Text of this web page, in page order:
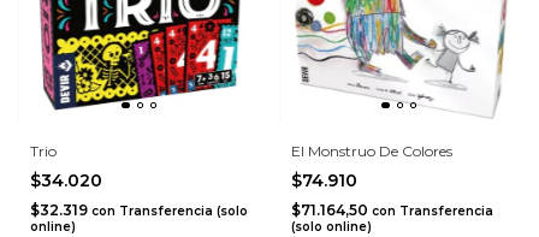
Trio
$34.020
$32.319 con Transferencia (solo
online)
El Monstruo De Colores
$74.910
$71.164,50 con Transferencia
(solo online)